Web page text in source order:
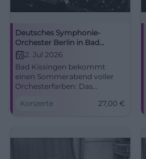
Deutsches Symphonie-
Orchester Berlin in Bad
Kissingen
2. Jul 2026
Bad Kissingen bekommt
einen Sommerabend voller
Orchesterfarben: Das
Orchester Berlin spielt im
Konzerte 27,00 €